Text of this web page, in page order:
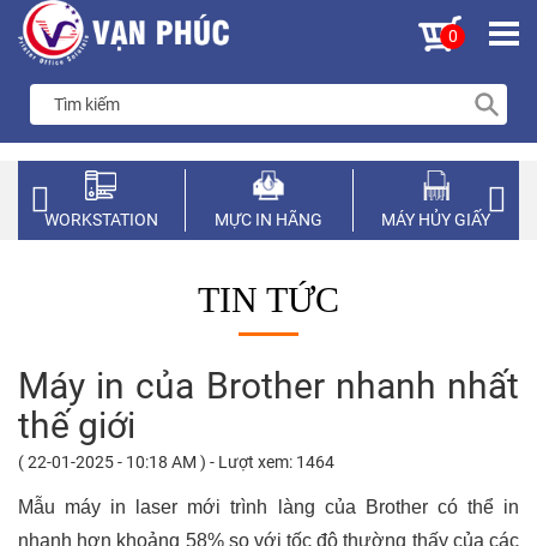
0
WORKSTATION MỰC IN HÃNG MÁY HỦY GIẤY
TIN TỨC
Máy in của Brother nhanh nhất
thế giới
( 22-01-2025 - 10:18 AM ) - Lượt xem: 1464
Mẫu máy in laser mới trình làng của Brother có thể in
nhanh hơn khoảng 58% so với tốc độ thường thấy của các